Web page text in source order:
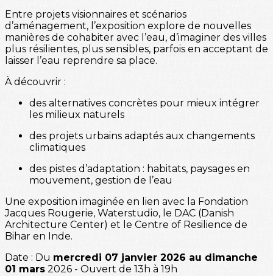
Entre projets visionnaires et scénarios
d’aménagement, l’exposition explore de nouvelles
manières de cohabiter avec l’eau, d’imaginer des villes
plus résilientes, plus sensibles, parfois en acceptant de
laisser l’eau reprendre sa place.
À découvrir :
des alternatives concrètes pour mieux intégrer
les milieux naturels
des projets urbains adaptés aux changements
climatiques
des pistes d’adaptation : habitats, paysages en
mouvement, gestion de l’eau
Une exposition imaginée en lien avec la Fondation
Jacques Rougerie, Waterstudio, le DAC (Danish
Architecture Center) et le Centre of Resilience de
Bihar en Inde.
Date : Du mercredi 07 janvier 2026 au dimanche
01 mars 2026 - Ouvert de 13h à 19h